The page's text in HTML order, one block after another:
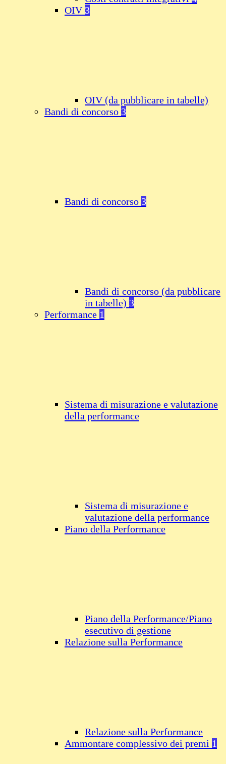
OIV 3
OIV (da pubblicare in tabelle)
Bandi di concorso 3
Bandi di concorso 3
Bandi di concorso (da pubblicare
in tabelle) 3
Performance 1
Sistema di misurazione e valutazione
della performance
Sistema di misurazione e
valutazione della performance
Piano della Performance
Piano della Performance/Piano
esecutivo di gestione
Relazione sulla Performance
Relazione sulla Performance
Ammontare complessivo dei premi 1